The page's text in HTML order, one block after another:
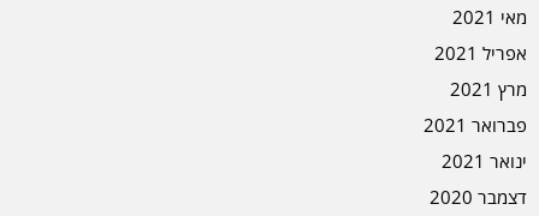
מאי 2021
אפריל 2021
מרץ 2021
פברואר 2021
ינואר 2021
דצמבר 2020